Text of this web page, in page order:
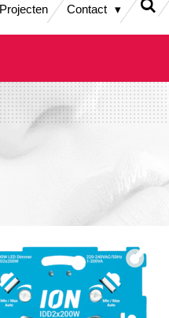
Projecten Contact